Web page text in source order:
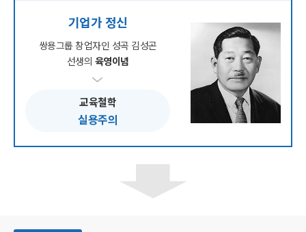
기업가 정신
쌍용그룹 창업자인 성곡 김성곤
선생의 육영이념
교육철학
실용주의